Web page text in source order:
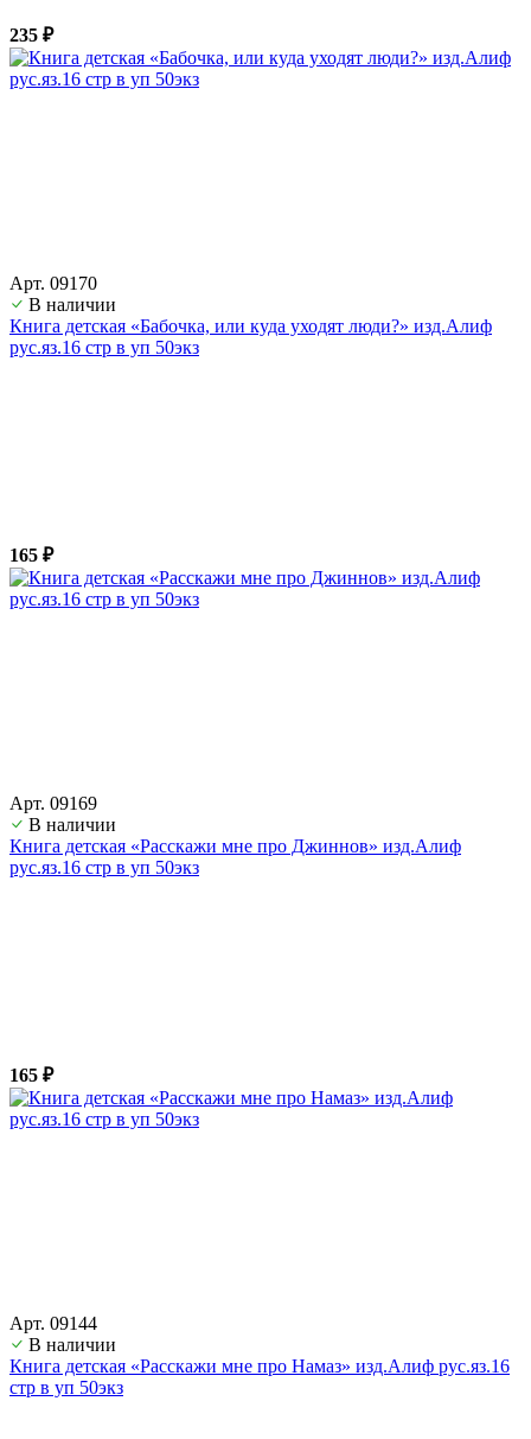
235 ₽
Арт. 09170
В наличии
Книга детская «Бабочка, или куда уходят люди?» изд.Алиф
рус.яз.16 стр в уп 50экз
165 ₽
Арт. 09169
В наличии
Книга детская «Расскажи мне про Джиннов» изд.Алиф
рус.яз.16 стр в уп 50экз
165 ₽
Арт. 09144
В наличии
Книга детская «Расскажи мне про Намаз» изд.Алиф рус.яз.16
стр в уп 50экз